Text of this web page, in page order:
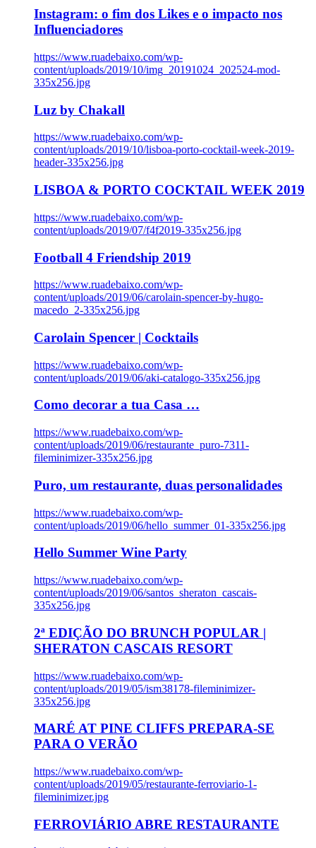
Instagram: o fim dos Likes e o impacto nos
Influenciadores
https://www.ruadebaixo.com/wp-
content/uploads/2019/10/img_20191024_202524-mod-
335x256.jpg
Luz by Chakall
https://www.ruadebaixo.com/wp-
content/uploads/2019/10/lisboa-porto-cocktail-week-2019-
header-335x256.jpg
LISBOA & PORTO COCKTAIL WEEK 2019
https://www.ruadebaixo.com/wp-
content/uploads/2019/07/f4f2019-335x256.jpg
Football 4 Friendship 2019
https://www.ruadebaixo.com/wp-
content/uploads/2019/06/carolain-spencer-by-hugo-
macedo_2-335x256.jpg
Carolain Spencer | Cocktails
https://www.ruadebaixo.com/wp-
content/uploads/2019/06/aki-catalogo-335x256.jpg
Como decorar a tua Casa …
https://www.ruadebaixo.com/wp-
content/uploads/2019/06/restaurante_puro-7311-
fileminimizer-335x256.jpg
Puro, um restaurante, duas personalidades
https://www.ruadebaixo.com/wp-
content/uploads/2019/06/hello_summer_01-335x256.jpg
Hello Summer Wine Party
https://www.ruadebaixo.com/wp-
content/uploads/2019/06/santos_sheraton_cascais-
335x256.jpg
2ª EDIÇÃO DO BRUNCH POPULAR |
SHERATON CASCAIS RESORT
https://www.ruadebaixo.com/wp-
content/uploads/2019/05/ism38178-fileminimizer-
335x256.jpg
MARÉ AT PINE CLIFFS PREPARA-SE
PARA O VERÃO
https://www.ruadebaixo.com/wp-
content/uploads/2019/05/restaurante-ferroviario-1-
fileminimizer.jpg
FERROVIÁRIO ABRE RESTAURANTE